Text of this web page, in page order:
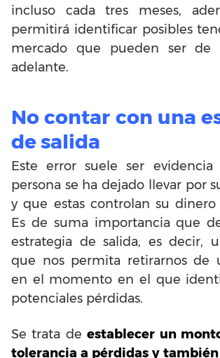
incluso cada tres meses,
permitirá identificar posibles
mercado que pueden ser de
adelante.
No contar con una
de salida
Este error suele ser
persona se ha dejado llevar por
y que estas controlan su dinero
Es de suma importancia que
estrategia de salida, es decir,
que nos permita retirarnos de
en el momento en el que
potenciales pérdidas.
Se trata deestablecer un
tolerancia a pérdidas y